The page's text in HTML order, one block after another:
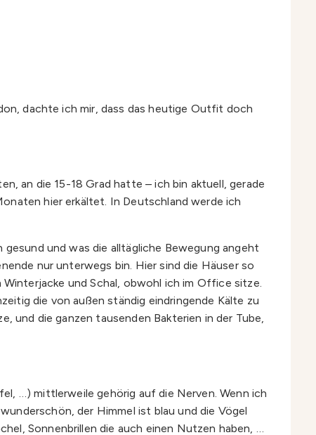
dachte ich mir, dass das heutige Outfit doch
an die 15-18 Grad hatte – ich bin aktuell, gerade
hier erkältet. In Deutschland werde ich
gesund und was die alltägliche Bewegung angeht
nur unterwegs bin. Hier sind die Häuser so
und Schal, obwohl ich im Office sitze.
die von außen ständig eindringende Kälte zu
und die ganzen tausenden Bakterien in der Tube,
…) mittlerweile gehörig auf die Nerven. Wenn ich
der Himmel ist blau und die Vögel
Sonnenbrillen die auch einen Nutzen haben, …